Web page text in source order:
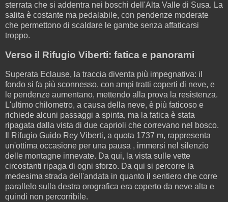
sterrata che si addentra nei boschi dell'Alta Valle di Susa. La
salita è costante ma pedalabile, con pendenze moderate
che permettono di scaldare le gambe senza affaticarsi
troppo.
Verso il Rifugio Viberti: fatica e panorami
Superata Eclause, la traccia diventa più impegnativa: il
fondo si fa più sconnesso, con ampi tratti coperti di neve, e
le pendenze aumentano, mettendo alla prova la resistenza.
L'ultimo chilometro, a causa della neve, è più faticoso e
richiede alcuni passaggi a spinta, ma la fatica è stata
ripagata dalla vista di due caprioli che correvano nel bosco.
Il Rifugio Guido Rey Viberti, a quota 1737 m, rappresenta
un'ottima occasione per una pausa , immersi nel silenzio
delle montagne innevate. Da qui, la vista sulle vette
circostanti ripaga di ogni sforzo. Da qui si percorre la
medesima strada dell'andata in quanto il sentiero che corre
parallelo sulla destra orografica era coperto da neve alta e
quindi non percorribile.